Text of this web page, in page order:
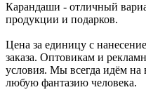
Карандаши - отличный
продукции и подарков.
Цена за единицу с
заказа. Оптовикам и
условия. Мы всегда идём на
любую фантазию человека.